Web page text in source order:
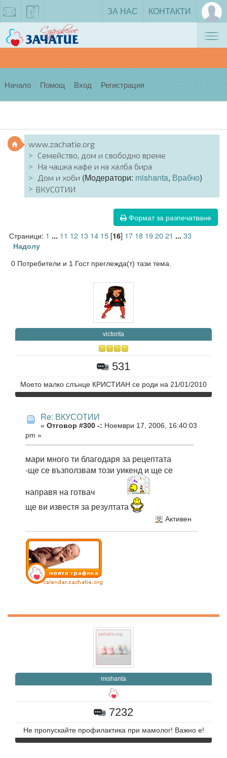
facebook
ЗА НАС КОНТАКТИ
Начало Помощ Вход Регистрация
www.zachatie.org
Семейство, дом и свободно време
На чашка кафе и на халба бира
Дом и хоби (Модератори: mishanta, Врабчо)
ВКУСОТИИ
Формат за разпечатване
Страници: 1 ... 11 12 13 14 15[16] 17 18 192021 ... 33
Надолу
0 Потребители и 1 Гост преглежда(т) тази тема.
victorita
531
Моето малко слънце КРИСТИАН се роди на 21/01/2010
Re: ВКУСОТИИ
« Отговор #300 -: Ноември 17, 2006, 16:40:03
pm »
мари много ти благодаря за рецептата
-ще се възползвам този уикенд и ще се
направя на готвач
ще ви известя за резултата
Активен
mishanta
7232
Не пропускайте профилактика при мамолог! Важно е!